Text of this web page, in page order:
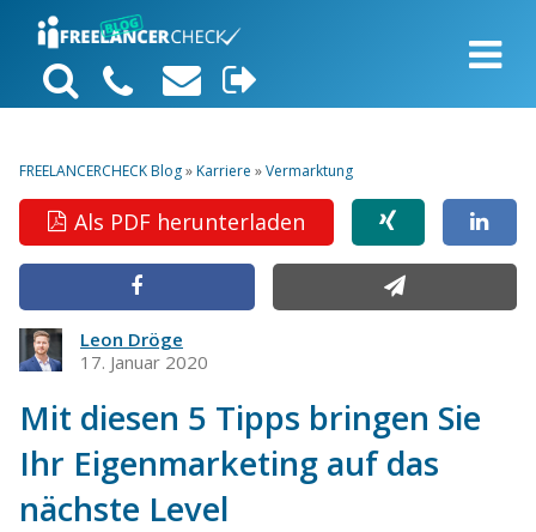
FREELANCERCHECK Blog»Karriere »Vermarktung
Als PDF herunterladen
Leon Dröge
17. Januar 2020
Mit diesen 5 Tipps bringen Sie
Ihr Eigenmarketing auf das
nächste Level